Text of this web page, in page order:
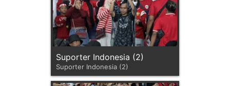
Suporter Indonesia (2)
Suporter Indonesia (2)